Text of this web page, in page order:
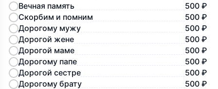
Вечная память
500 ₽
Скорбим и помним
500 ₽
Дорогому мужу
500 ₽
Дорогой жене
500 ₽
Дорогой маме
500 ₽
Дорогому папе
500 ₽
Дорогой сестре
500 ₽
Дорогому брату
500 ₽